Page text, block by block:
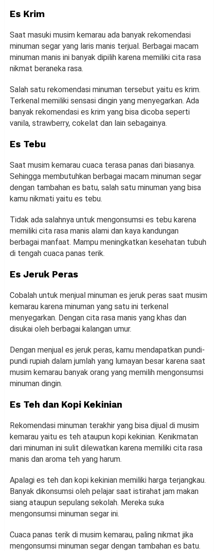
Es Krim
Saat masuki musim kemarau ada banyak rekomendasi
minuman segar yang laris manis terjual. Berbagai macam
minuman manis ini banyak dipilih karena memiliki cita rasa
nikmat beraneka rasa.
Salah satu rekomendasi minuman tersebut yaitu es krim.
Terkenal memiliki sensasi dingin yang menyegarkan. Ada
banyak rekomendasi es krim yang bisa dicoba seperti
vanila, strawberry, cokelat dan lain sebagainya.
Es Tebu
Saat musim kemarau cuaca terasa panas dari biasanya.
Sehingga membutuhkan berbagai macam minuman segar
dengan tambahan es batu, salah satu minuman yang bisa
kamu nikmati yaitu es tebu.
Tidak ada salahnya untuk mengonsumsi es tebu karena
memiliki cita rasa manis alami dan kaya kandungan
berbagai manfaat. Mampu meningkatkan kesehatan tubuh
di tengah cuaca panas terik.
Es Jeruk Peras
Cobalah untuk menjual minuman es jeruk peras saat musim
kemarau karena minuman yang satu ini terkenal
menyegarkan. Dengan cita rasa manis yang khas dan
disukai oleh berbagai kalangan umur.
Dengan menjual es jeruk peras, kamu mendapatkan pundi-
pundi rupiah dalam jumlah yang lumayan besar karena saat
musim kemarau banyak orang yang memilih mengonsumsi
minuman dingin.
Es Teh dan Kopi Kekinian
Rekomendasi minuman terakhir yang bisa dijual di musim
kemarau yaitu es teh ataupun kopi kekinian. Kenikmatan
dari minuman ini sulit dilewatkan karena memiliki cita rasa
manis dan aroma teh yang harum.
Apalagi es teh dan kopi kekinian memiliki harga terjangkau.
Banyak dikonsumsi oleh pelajar saat istirahat jam makan
siang ataupun sepulang sekolah. Mereka suka
mengonsumsi minuman segar ini.
Cuaca panas terik di musim kemarau, paling nikmat jika
mengonsumsi minuman segar dengan tambahan es batu.